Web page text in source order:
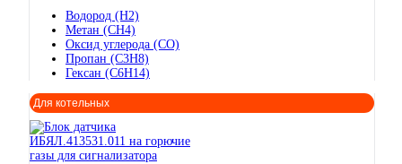
Водород (H2)
Метан (CH4)
Оксид углерода (CO)
Пропан (C3H8)
Гексан (C6H14)
Для котельных